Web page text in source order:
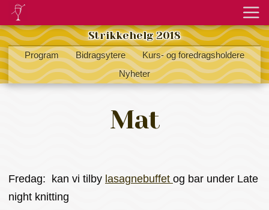
Strikkehelg 2018
Program Bidragsytere
Kurs- og foredragsholdere
Nyheter
Mat
Fredag: kan vi tilby lasagnebuffet og bar under Late
night knitting